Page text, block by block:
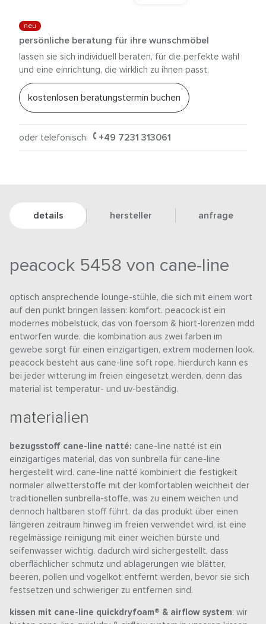
neu
persönliche beratung für ihre wunschmöbel
lassen sie sich individuell beraten, für die perfekte wahl
und eine einrichtung, die wirklich zu ihnen passt.
kostenlosen beratungstermin buchen
oder telefonisch: +49 7231 313061
details hersteller anfrage
peacock 5458 von cane-line
optisch ansprechende lounge-stühle, die sich mit einem wort
auf den punkt bringen lassen: komfort. peacock ist ein
modernes möbelstück, das von foersom & hiort-lorenzen mdd
entworfen wurde. die kombination aus zwei farben im
gewebe sorgt für einen einzigartigen, extrem modernen look.
peacock besteht aus cane-line soft rope. hierdurch kann es
bei jeder witterung im freien eingesetzt werden, denn das
material ist temperatur- und uv-beständig.
materialien
bezugsstoff cane-line natté: cane-line natté ist ein
einzigartiges material, das von sunbrella für cane-line
hergestellt wird. cane-line natté kombiniert die festigkeit
normaler allwetterstoffe mit der komfortablen weichheit der
traditionellen sunbrella-stoffe, was zu einem weichen und
dennoch haltbaren stoff führt. da das produkt über einen
längeren zeitraum hinweg im freien verwendet wird, ist eine
regelmässige reinigung mit einer weichen bürste und
seifenwasser wichtig. dadurch wird sichergestellt, dass
oberflächlicher schmutz und ablagerungen wie blätter,
beeren, pollen und vogelkot entfernt werden, bevor sie sich
festsetzen und schwieriger zu entfernen sind.
kissen mit cane-line quickdryfoam® & airflow system: wir